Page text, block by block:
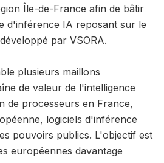
Île-de-France afin de bâtir
d'inférence IA reposant sur le
par VSORA.
plusieurs maillons
de valeur de l'intelligence
de processeurs en France,
logiciels d'inférence
pouvoirs publics. L'objectif est
européennes davantage